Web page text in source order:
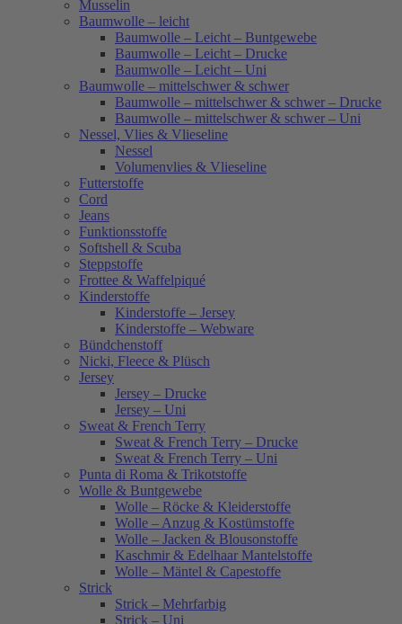
Musselin
Baumwolle – leicht
Baumwolle – Leicht – Buntgewebe
Baumwolle – Leicht – Drucke
Baumwolle – Leicht – Uni
Baumwolle – mittelschwer & schwer
Baumwolle – mittelschwer & schwer – Drucke
Baumwolle – mittelschwer & schwer – Uni
Nessel, Vlies & Vlieseline
Nessel
Volumenvlies & Vlieseline
Futterstoffe
Cord
Jeans
Funktionsstoffe
Softshell & Scuba
Steppstoffe
Frottee & Waffelpiqué
Kinderstoffe
Kinderstoffe – Jersey
Kinderstoffe – Webware
Bündchenstoff
Nicki, Fleece & Plüsch
Jersey
Jersey – Drucke
Jersey – Uni
Sweat & French Terry
Sweat & French Terry – Drucke
Sweat & French Terry – Uni
Punta di Roma & Trikotstoffe
Wolle & Buntgewebe
Wolle – Röcke & Kleiderstoffe
Wolle – Anzug & Kostümstoffe
Wolle – Jacken & Blousonstoffe
Kaschmir & Edelhaar Mantelstoffe
Wolle – Mäntel & Capestoffe
Strick
Strick – Mehrfarbig
Strick – Uni